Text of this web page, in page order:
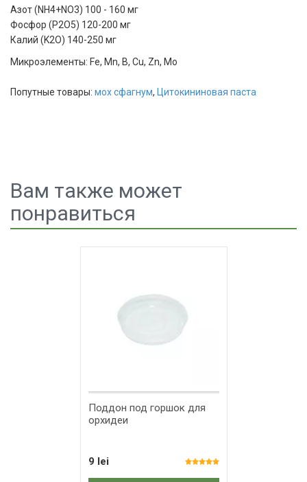
Азот (NH4+NO3) 100 - 160 мг
Фосфор (P2O5) 120-200 мг
Калий (K2O) 140-250 мг
Микроэлементы: Fe, Mn, B, Cu, Zn, Mo
Попутные товары: мох сфагнум, Цитокининовая паста
Вам также может
понравиться
Поддон под горшок для
орхидеи
9 lei